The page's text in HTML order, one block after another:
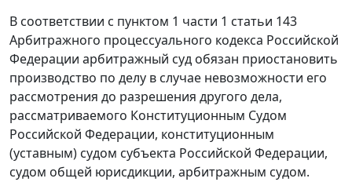
В соответствии с пунктом 1 части 1 статьи 143
Арбитражного процессуального кодекса Российской
Федерации арбитражный суд обязан приостановить
производство по делу в случае невозможности его
рассмотрения до разрешения другого дела,
рассматриваемого Конституционным Судом
Российской Федерации, конституционным
(уставным) судом субъекта Российской Федерации,
судом общей юрисдикции, арбитражным судом.